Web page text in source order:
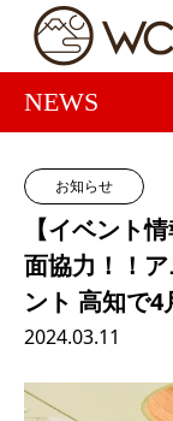
NEWS
お知らせ
【イベント
面協力！！
ント 高知で4
2024.03.11